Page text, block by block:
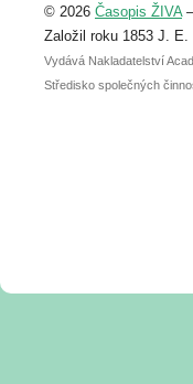
abstraktu
posteru je už 30.
© 2026 Časopis ŽIVA–
Založil roku 1853 J. E.
Vydává Nakladatelství
Středisko společných